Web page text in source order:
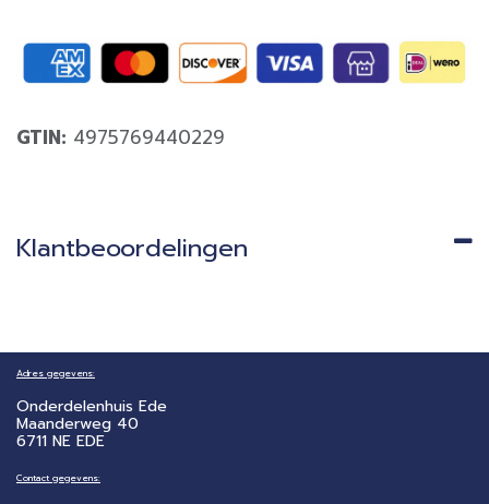
GTIN: 4975769440229
Klantbeoordelingen
Adres gegevens:
Onderdelenhuis Ede
Maanderweg 40
6711 NE EDE
Contact gegevens: